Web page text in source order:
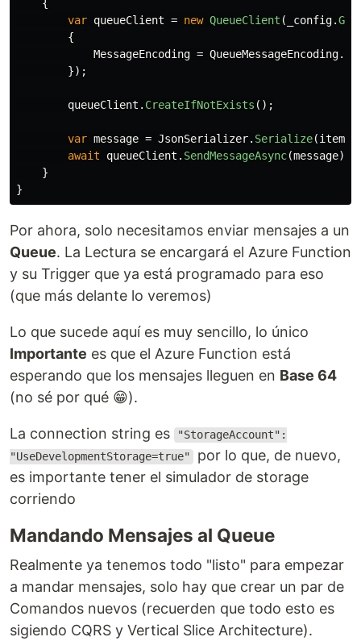
{
var queueClient = new QueueClient ( _config.
{
MessageEncoding = QueueMessageEncoding.
});
queueClient . CreateIfNotExists ();
var message = JsonSerializer. Serialize(item
await
queueClient . SendMessageAsync(message);
}
}
Por ahora, solo necesitamos enviar mensajes a un
Queue. La Lectura se encargará el Azure Function
y su Trigger que ya está programado para eso
(que más delante lo veremos)
Lo que sucede aquí es muy sencillo, lo único
Importante es que el Azure Function está
esperando que los mensajes lleguen en Base 64
(no sé por qué 😁).
La connection string es
"StorageAccount":
"UseDevelopmentStorage=true" por lo que, de nuevo,
es importante tener el simulador de storage
corriendo
Mandando Mensajes al Queue
Realmente ya tenemos todo "listo" para empezar
a mandar mensajes, solo hay que crear un par de
Comandos nuevos (recuerden que todo esto es
sigiendo CQRS y Vertical Slice Architecture).